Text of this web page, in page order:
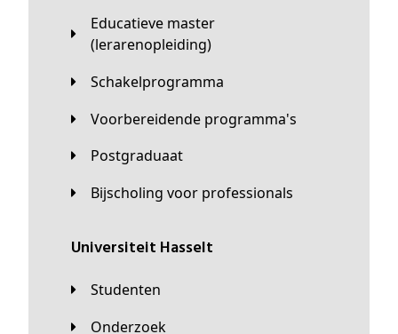
Educatieve master
(lerarenopleiding)
Schakelprogramma
Voorbereidende programma's
Postgraduaat
Bijscholing voor professionals
universiteit Hasselt
Studenten
Onderzoek